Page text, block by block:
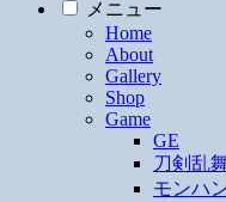
メニュー
Home
About
Gallery
Shop
Game
GE
刀剣乱
モンハ